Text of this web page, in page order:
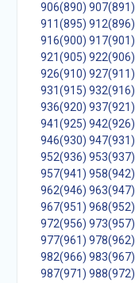
906(890) 907(891)
911(895) 912(896)
916(900) 917(901)
921(905) 922(906)
926(910) 927(911)
931(915) 932(916)
936(920) 937(921)
941(925) 942(926)
946(930) 947(931)
952(936) 953(937)
957(941) 958(942)
962(946) 963(947)
967(951) 968(952)
972(956) 973(957)
977(961) 978(962)
982(966) 983(967)
987(971) 988(972)